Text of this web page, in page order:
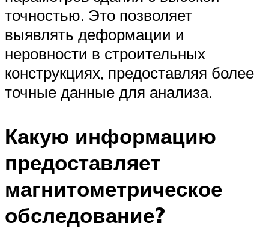
точностью. Это позволяет
выявлять деформации и
неровности в строительных
конструкциях, предоставляя более
точные данные для анализа.
Какую информацию
предоставляет
магнитометрическое
обследование?